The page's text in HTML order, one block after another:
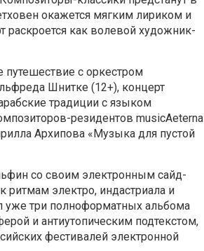
окажется мягким лириком и
как волевой художник-
путешествие с оркестром
Шнитке (12+), концерт
традиции с языком
резидентов musicAeterna
Архипова «Музыка для пустой
со своим электронным сайд-
ритмам электро, индастриала и
уже три полноформатных альбома
и антиутопическим подтекстом,
фестивалей электронной